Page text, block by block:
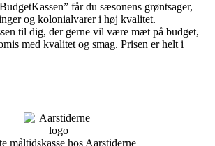
får du sæsonens grøntsager,
og kolonialvarer i høj kvalitet.
til dig, der gerne vil være mæt på budget,
med kvalitet og smag. Prisen er helt i
måltidskasse hos Aarstiderne